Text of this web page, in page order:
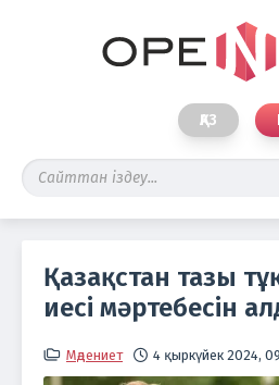
ҚАЗ
Қазақстан тазы
иесі мәртебесін
Мәдениет 4 қыркүйек 2024,